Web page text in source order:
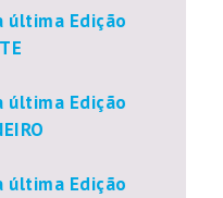
última Edição
última Edição
última Edição